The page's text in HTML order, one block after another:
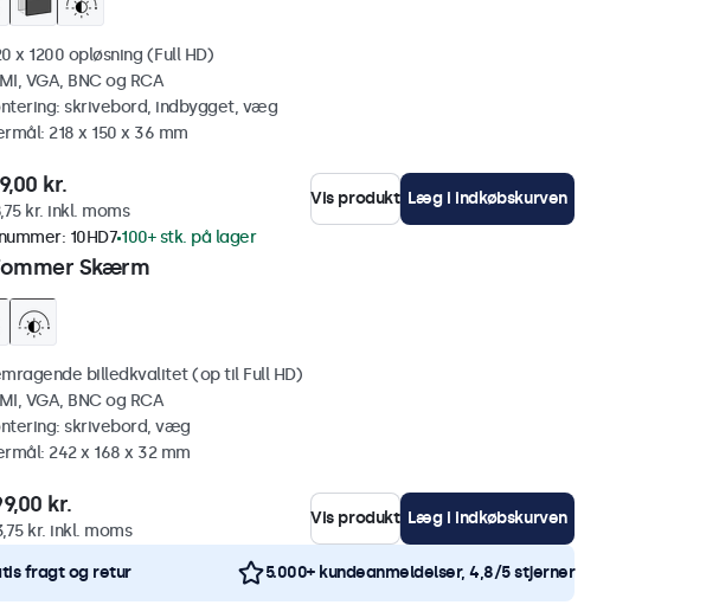
x 1200 opløsning (Full HD)
VGA, BNC og RCA
skrivebord, indbygget, væg
218 x 150 x 36 mm
kr.
kr. inkl. moms
Vis produkt Læg i indkøbskurven
Skærm
10HD7 100+ stk. på lager
billedkvalitet (op til Full HD)
VGA, BNC og RCA
skrivebord, væg
242 x 168 x 32 mm
kr.
kr. inkl. moms
Vis produkt Læg i indkøbskurven
fragt og retur 5.000+ kundeanmeldelser, 4,8/5 stjerner